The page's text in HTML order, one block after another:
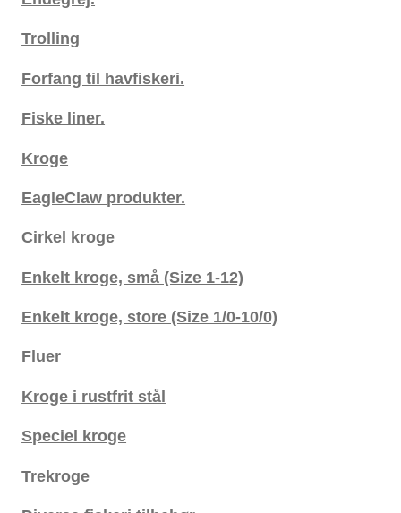
Trolling
Forfang til havfiskeri.
Fiske liner.
Kroge
EagleClaw produkter.
Cirkel kroge
Enkelt kroge, små (Size 1-12)
Enkelt kroge, store (Size 1/0-10/0)
Fluer
Kroge i rustfrit stål
Speciel kroge
Trekroge